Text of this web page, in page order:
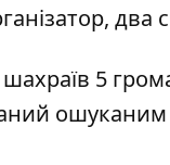
два
5
ошуканим